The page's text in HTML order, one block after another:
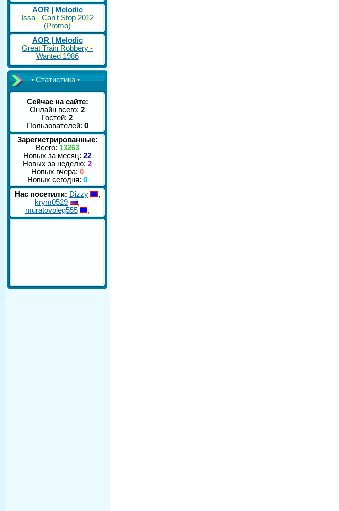
AOR | Melodic
Issa - Can't Stop 2012
(Promo)
AOR | Melodic
Great Train Robbery -
Wanted 1986
• Статистика •
Сейчас на сайте:
Онлайн всего: 2
Гостей: 2
Пользователей: 0
Зарегистрированные:
Всего: 13263
Новых за месяц: 22
Новых за неделю: 2
Новых вчера: 0
Новых сегодня: 0
Нас посетили: Dizzy
,
krym0529
,
muratovoleg555
,